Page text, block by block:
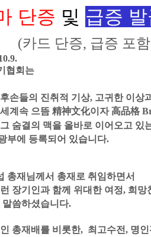
단증 및 급증
(카드 단증, 급증 포
협회는
손들의 진취적 기상, 고귀한 이상
계속 으뜸 精神文化이자 高品格
숨결의 맥을 올바로 이어오고 있
부에 등록되어 있습니다.
총재님께서 총재로 취임하면서
장기인과 함께 위대한 여정, 희
말씀하셨습니다.
총재배를 비롯한, 최고수전, 명